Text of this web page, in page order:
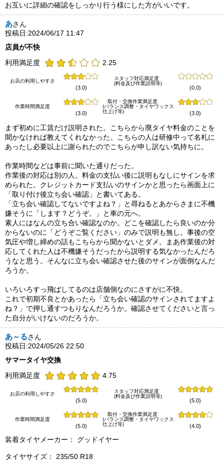
お互いに詳細の確認をしっかり行う様にした方がいいです。
あさん
投稿日:2024/06/17 11:47
店員が不快
利用満足度
2.25
お店の利用しやすさ
(3.0)
スタッフ対応満足度
(料金及び作業説明等)
(0.0)
作業時間満足度
(3.0)
取付・交換作業満足度
(バランス調整・タイヤワックス
仕上げ等)
(3.0)
まず初めに工賃だけ説明された。こちらから廃タイヤ料金のことを
聞かなければ教えてくれなかった。こちらの人は研修中って名札に
あったし必要以上に謝られたのでこちらが申し訳ない気持ちに。
作業時間などは事前に聞いた通りだった。
作業後の対応は別の人。料金の支払い後に説明もなしにサインを求
められた。クレジットカード支払いのサインかと思ったら画面上に
「取り付け後立ち会い確認」と書いてある。
「立ち会い確認してないですよね？」と尋ねるとあからさまに不機
嫌そうに「します？どうぞ。」と車の元へ。
素人にはなんの立ち合い確認なのか。どこを確認したら良いのか分
からないのに「どうぞご覧ください」のみで説明も無し。事後の空
気圧や増し締めの話もこちらから聞かないとダメ。まあ作業後の対
応してくれた人は不機嫌そうだったから説明する気なかったんだろ
うなと思う。そんなに立ち会い確認させた後のサインが面倒なんだ
ろうか。
いろいろすっ飛ばしてるのは店舗側なのにさすがに不快。
これで初期不良とかあったら「立ち会い確認のサインされてますよ
ね？」で押し通すつもりなんだろうか。確認させてくださいと言っ
た自分がいけないのだろうか。
あ～るさん
投稿日:2024/05/26 22:50
サマータイヤ交換
利用満足度
4.75
お店の利用しやすさ
(5.0)
スタッフ対応満足度
(料金及び作業説明等)
(5.0)
作業時間満足度
(5.0)
取付・交換作業満足度
(バランス調整・タイヤワックス
仕上げ等)
(4.0)
装着タイヤメーカー： グッドイヤー
タイヤサイズ： 235/50 R18